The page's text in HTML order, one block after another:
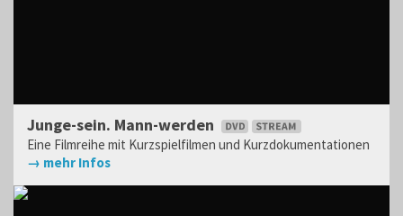
Junge-sein. Mann-werden
Eine Filmreihe mit Kurzspielfilmen und Kurzdokumentationen
→ mehr Infos